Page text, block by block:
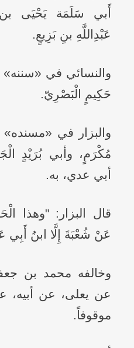
أَبي سَلَمَة يَحْيَى
عَبْدِاللَّهِ بنِ بَزِيعٍ.
حَكِيمٍ الْبَصْرِيّ.
مُكْرَمٍ، وأبي بُرَيْدٍ
أبي عدي، به.
قال البزار: "وهذا
عَنْ شُعْبَةَ إِلَّا ابنُ أَبِي
وخالفه محمد بن
عن يعلى، عن أبيه،
موقوفاً.